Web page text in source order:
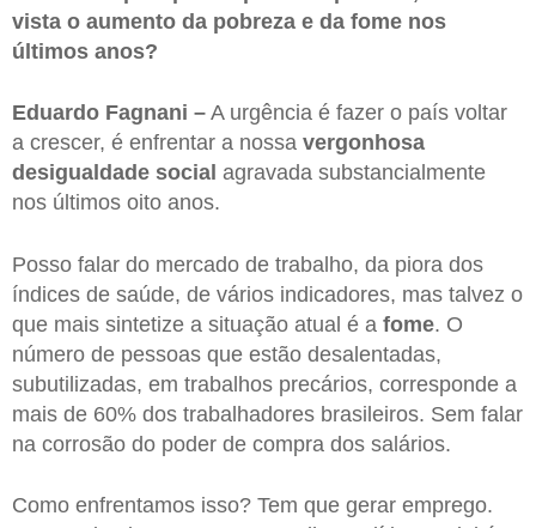
vista o aumento da pobreza e da fome nos
últimos anos?
Eduardo Fagnani – A urgência é fazer o país voltar
a crescer, é enfrentar a nossa vergonhosa
desigualdade social agravada substancialmente
nos últimos oito anos.
Posso falar do mercado de trabalho, da piora dos
índices de saúde, de vários indicadores, mas talvez o
que mais sintetize a situação atual é a fome. O
número de pessoas que estão desalentadas,
subutilizadas, em trabalhos precários, corresponde a
mais de 60% dos trabalhadores brasileiros. Sem falar
na corrosão do poder de compra dos salários.
Como enfrentamos isso? Tem que gerar emprego.